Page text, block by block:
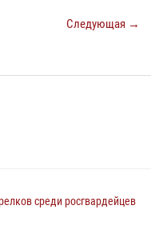
Следующая →
среди росгвардейцев